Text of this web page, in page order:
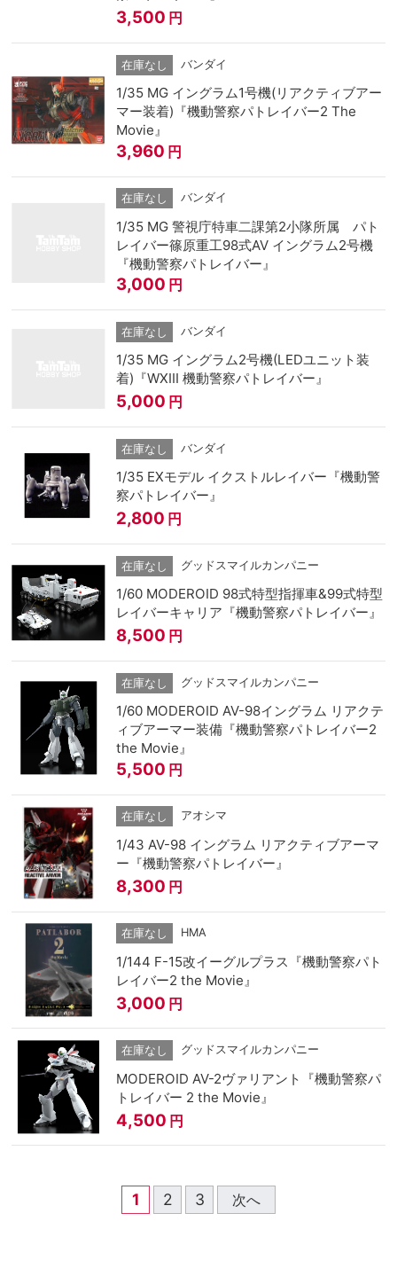
3,500 円
在庫なし バンダイ
1/35 MG イングラム1号機(リアクティブアー
マー装着)『機動警察パトレイバー2 The
Movie』
3,960 円
在庫なし バンダイ
1/35 MG 警視庁特車二課第2小隊所属 パト
レイバー篠原重工98式AV イングラム2号機
『機動警察パトレイバー』
3,000 円
在庫なし バンダイ
1/35 MG イングラム2号機(LEDユニット装
着)『WXIII 機動警察パトレイバー』
5,000 円
在庫なし バンダイ
1/35 EXモデル イクストルレイバー『機動警
察パトレイバー』
2,800 円
在庫なし グッドスマイルカンパニー
1/60 MODEROID 98式特型指揮車&99式特型
レイバーキャリア『機動警察パトレイバー』
8,500 円
在庫なし グッドスマイルカンパニー
1/60 MODEROID AV-98イングラム リアクテ
ィブアーマー装備『機動警察パトレイバー2
the Movie』
5,500 円
在庫なし アオシマ
1/43 AV-98 イングラム リアクティブアーマ
ー『機動警察パトレイバー』
8,300 円
在庫なし HMA
1/144 F-15改イーグルプラス『機動警察パト
レイバー2 the Movie』
3,000 円
在庫なし グッドスマイルカンパニー
MODEROID AV-2ヴァリアント『機動警察パ
トレイバー 2 the Movie』
4,500 円
1 2 3 次へ